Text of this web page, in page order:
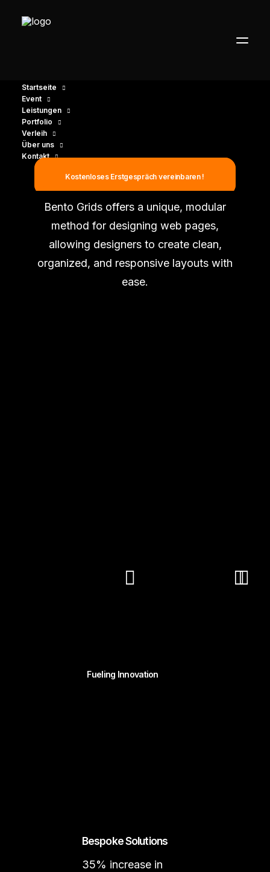
Startseite
Event
Leistungen
Portfolio
Verleih
Über uns
Kontakt
Kostenloses Erstgespräch vereinbaren !
Bento Grids offers a unique, modular
method for designing web pages,
allowing designers to create clean,
organized, and responsive layouts with
ease.
Fueling Innovation
Bespoke Solutions
35% increase in